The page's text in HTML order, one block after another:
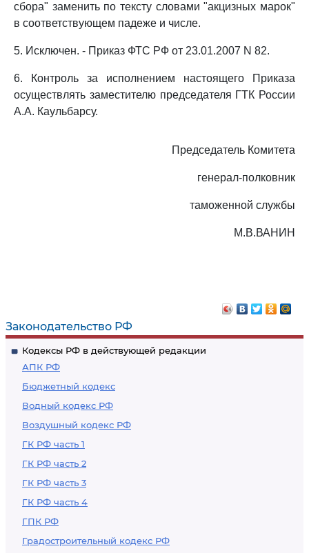
Законодательство РФ
Кодексы РФ в действующей редакции
АПК РФ
Бюджетный кодекс
Водный кодекс РФ
Воздушный кодекс РФ
ГК РФ часть 1
ГК РФ часть 2
ГК РФ часть 3
ГК РФ часть 4
ГПК РФ
Градостроительный кодекс РФ
сбора" заменить по тексту словами "акцизных марок"
в соответствующем падеже и числе.
5. Исключен. - Приказ ФТС РФ от 23.01.2007 N 82.
6. Контроль за исполнением настоящего Приказа
осуществлять заместителю председателя ГТК России
А.А. Каульбарсу.
Председатель Комитета
генерал-полковник
таможенной службы
М.В.ВАНИН